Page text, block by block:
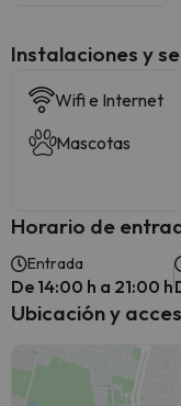
Instalaciones y
Wifi e Internet
Mascotas
Horario de
Entrada
De 14:00 h a 21:00 h
Ubicación y